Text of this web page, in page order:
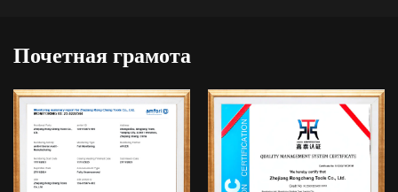
Почетная грамота